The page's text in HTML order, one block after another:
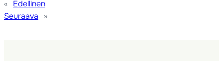
« Edellinen
Seuraava
»